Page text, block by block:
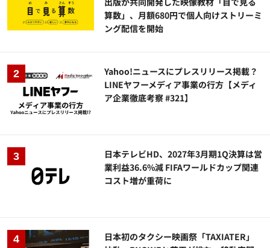
算数」、月額680円で個人向けストリーミ
ング配信を開始
Yahoo!ニュースにプレスリリース掲載？
LINEヤフーメディア事業の行方【メディ
ア企業徹底考察 #321】
日本テレビHD、2027年3月期1Q決算は営
業利益36.6%減 FIFAワールドカップ関連
コスト増が重荷に
日本初のタクシー映画祭「TAXIATER」